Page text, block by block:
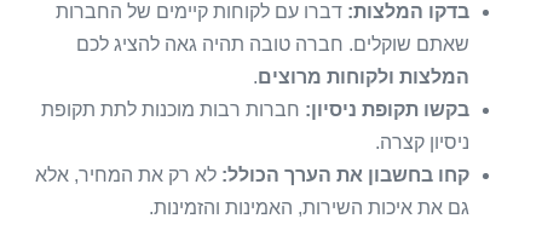
בדקו המלצות:דברו עם לקוחות קיימים של החברות
שאתם שוקלים. חברה טובה תהיה גאה להציג לכם
המלצות ולקוחות מרוצים.
בקשו תקופת ניסיון:חברות רבות מוכנות לתת תקופת
ניסיון קצרה.
קחו בחשבון את הערך הכולל:לא רק את המחיר, אלא
גם את איכות השירות, האמינות והזמינות.